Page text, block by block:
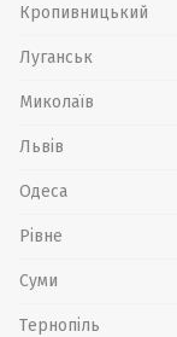
Кропивницький
Луганськ
Миколаїв
Львів
Одеса
Рівне
Суми
Тернопіль